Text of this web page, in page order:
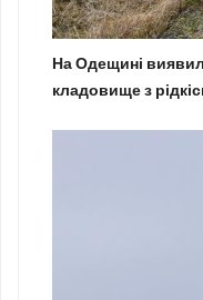
На Одещині
кладовище з